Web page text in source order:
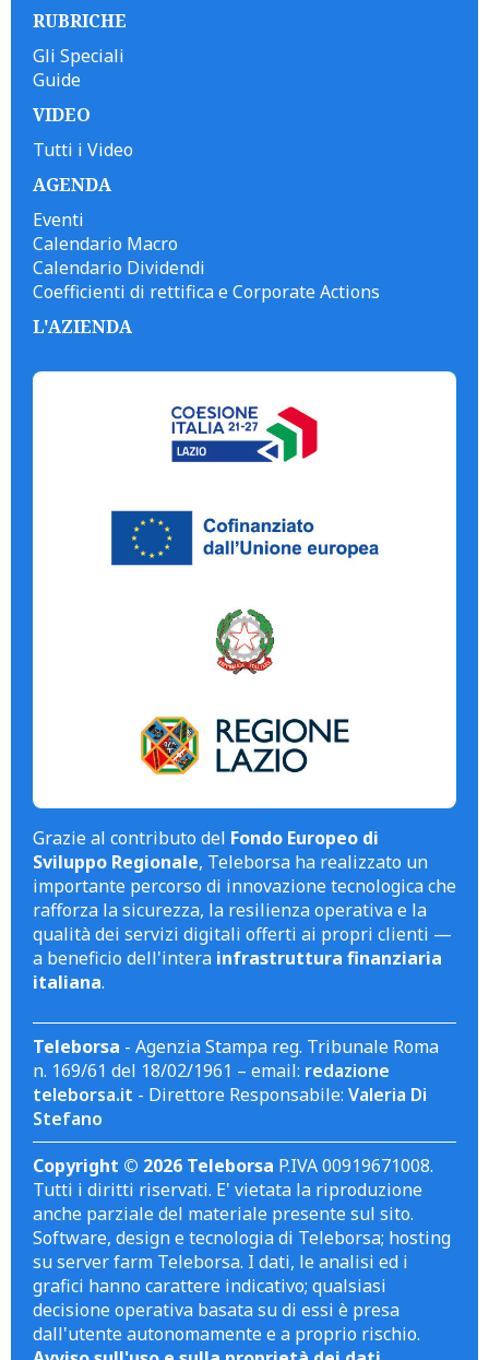
RUBRICHE
Gli Speciali
Guide
VIDEO
Tutti i Video
AGENDA
Eventi
Calendario Macro
Calendario Dividendi
Coefficienti di rettifica e Corporate Actions
L'AZIENDA
Grazie al contributo del Fondo Europeo di
Sviluppo Regionale, Teleborsa ha realizzato un
importante percorso di innovazione tecnologica che
rafforza la sicurezza, la resilienza operativa e la
qualità dei servizi digitali offerti ai propri clienti —
a beneficio dell'intera infrastruttura finanziaria
italiana.
Teleborsa - Agenzia Stampa reg. Tribunale Roma
n. 169/61 del 18/02/1961 – email: redazione
teleborsa.it - Direttore Responsabile: Valeria Di
Stefano
Copyright © 2026 Teleborsa P.IVA 00919671008.
Tutti i diritti riservati. E' vietata la riproduzione
anche parziale del materiale presente sul sito.
Software, design e tecnologia di Teleborsa; hosting
su server farm Teleborsa. I dati, le analisi ed i
grafici hanno carattere indicativo; qualsiasi
decisione operativa basata su di essi è presa
dall'utente autonomamente e a proprio rischio.